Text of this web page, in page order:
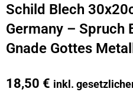
Schild Blech
Germany – Spruch
Gnade Gottes
18,50 € inkl.